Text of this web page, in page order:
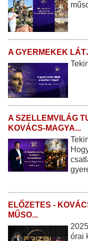
A GYERMEKEK
A SZELLEMVILÁG
KOVÁCS-MAGYA...
ELŐZETES -
MŰSO...
órai